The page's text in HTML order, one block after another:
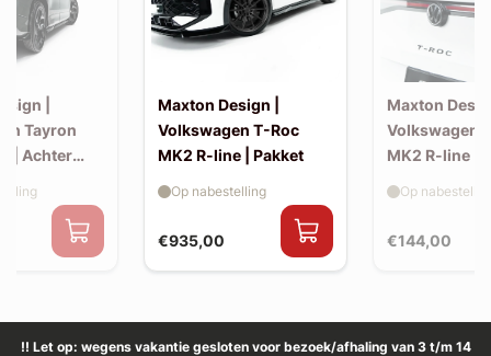
|
Tayron
| Achter
Maxton Design |
Volkswagen T-Roc
MK2 R-line | Pakket
€935,00
Op nabestelling
Maxton
Volkswagen
MK2 R-line |
€144,00
Op
!! Let op: wegens vakantie gesloten voor bezoek/afhaling van 3 t/m 14